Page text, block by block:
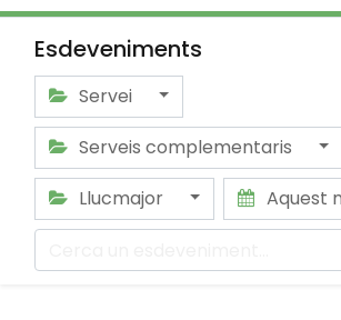
Esdeveniments
Servei
Serveis complementaris
Llucmajor
Aquest